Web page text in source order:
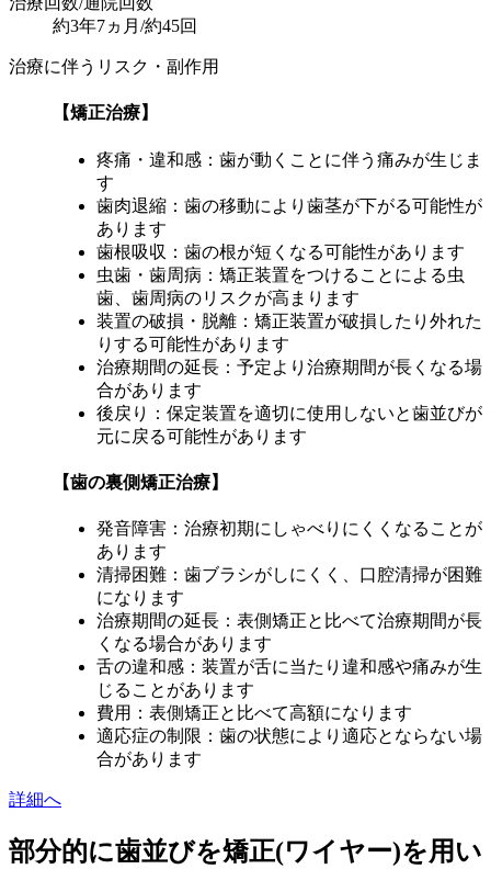
約3年7ヵ月/約45回
治療に伴うリスク・副作用
【矯正治療】
疼痛・違和感：歯が動くことに伴う痛みが生じま
す
歯肉退縮：歯の移動により歯茎が下がる可能性が
あります
歯根吸収：歯の根が短くなる可能性があります
虫歯・歯周病：矯正装置をつけることによる虫
歯、歯周病のリスクが高まります
装置の破損・脱離：矯正装置が破損したり外れた
りする可能性があります
治療期間の延長：予定より治療期間が長くなる場
合があります
後戻り：保定装置を適切に使用しないと歯並びが
元に戻る可能性があります
【歯の裏側矯正治療】
発音障害：治療初期にしゃべりにくくなることが
あります
清掃困難：歯ブラシがしにくく、口腔清掃が困難
になります
治療期間の延長：表側矯正と比べて治療期間が長
くなる場合があります
舌の違和感：装置が舌に当たり違和感や痛みが生
じることがあります
費用：表側矯正と比べて高額になります
適応症の制限：歯の状態により適応とならない場
合があります
詳細へ
部分的に歯並びを矯正(ワイヤー)を用い